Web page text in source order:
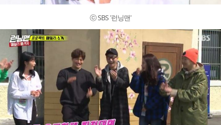
ⓒ SBS '런닝맨'